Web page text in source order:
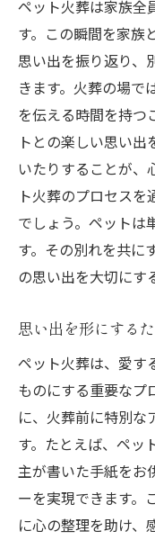
ペット火葬は家族全
す。この瞬間を家族
思い出を振り返り、
きます。火葬の場で
を伝える時間を持つ
トとの楽しい思い
いたりすることが、
ト火葬のプロセス
でしょう。ペットは
す。その別れを共に
の思い出を大切にす
思い出を形にする
ペット火葬は、愛す
ものにする重要なプ
に、火葬前に特別な
す。たとえば、ペッ
主が書いた手紙をお
ーを実現できます。
に心の整理を助け、